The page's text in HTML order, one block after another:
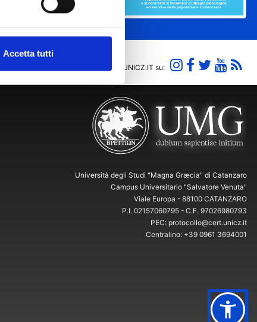
Accetta tutti
Segui UNICZ.IT su:
Università degli Studi "Magna Græcia" di Catanzaro
Campus Universitario "Salvatore Venuta"
Viale Europa - 88100 CATANZARO
P.I. 02157060795 - C.F. 97026980793
PEC: protocollo@cert.unicz.it
Centralino: +39 0961 3694001